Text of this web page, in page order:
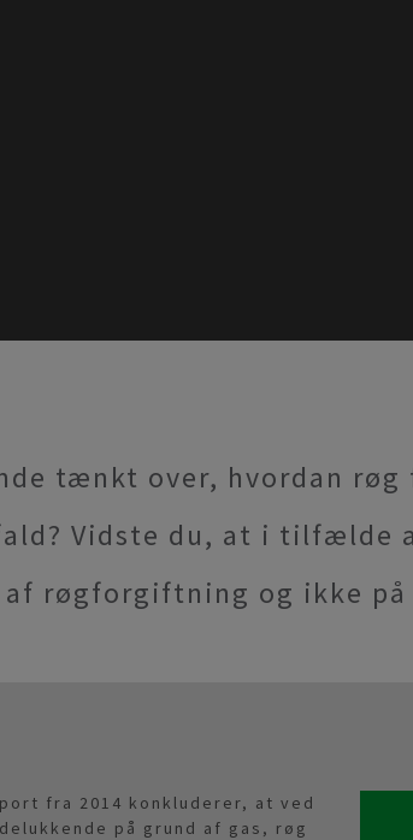
tænkt over, hvordan
Vidste du, at i tilfælde
af røgforgiftning og ikke på
fra 2014 konkluderer, at ved
på grund af gas, røg